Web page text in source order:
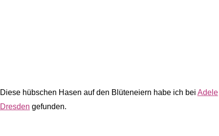
Diese hübschen Hasen auf den Blüteneiern habe ich bei Adele
Dresden gefunden.